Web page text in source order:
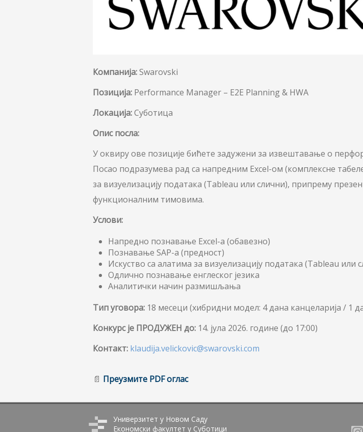
Компанија:Swarovski
Позиција: Performance Manager – E2E Planning & HWA
Локација:Суботица
Опис посла:
У оквиру ове позиције бићете задужени за извештавање о
Посао подразумева рад са напредним Excel-ом (комплексне
за визуелизацију података (Tableau или слични), припрему
функционалним тимовима.
Услови:
Напредно познавање Excel-а (обавезно)
Познавање SAP-а (предност)
Искуство са алатима за визуелизацију података (Tableau или
Одлично познавање енглеског језика
Аналитички начин размишљања
Тип уговора: 18 месеци (хибридни модел: 4 дана канцеларија / 1
Конкурс је ПРОДУЖЕН до: 14. јула 2026. године (до 17:00)
Контакт: klaudija.velickovic@swarovski.com
📄 Преузмите PDF оглас
Универзитет у Новом Саду
Економски факултет у Суботици